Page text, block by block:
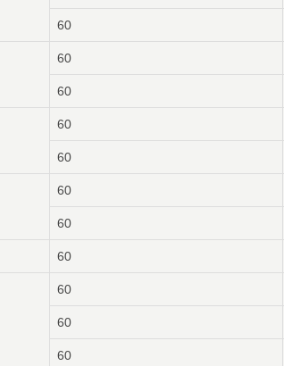
60
60
60
60
60
60
60
60
60
60
60